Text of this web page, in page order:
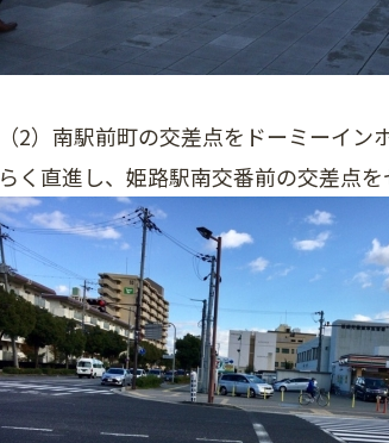
（2）南駅前町の交差点をドーミーイ
らく直進し、姫路駅南交番前の交差点を